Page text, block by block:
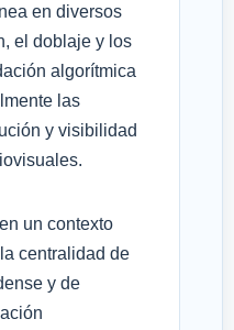
en diversos
el doblaje y los
algorítmica
las
y visibilidad
un contexto
centralidad de
y de